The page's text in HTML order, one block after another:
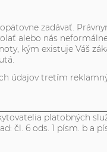
zadávať.
alebo nás
kým existuje Váš
údajov tretím
platobných
čl. 6 ods. 1 písm. b a